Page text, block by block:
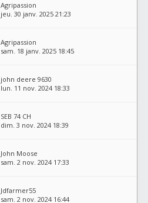
Agripassion
jeu. 30 janv. 2025 21:23
Agripassion
sam. 18 janv. 2025 18:45
john deere 9630
lun. 11 nov. 2024 18:33
SEB 74 CH
dim. 3 nov. 2024 18:39
John Moose
sam. 2 nov. 2024 17:33
Jdfarmer55
sam. 2 nov. 2024 16:44